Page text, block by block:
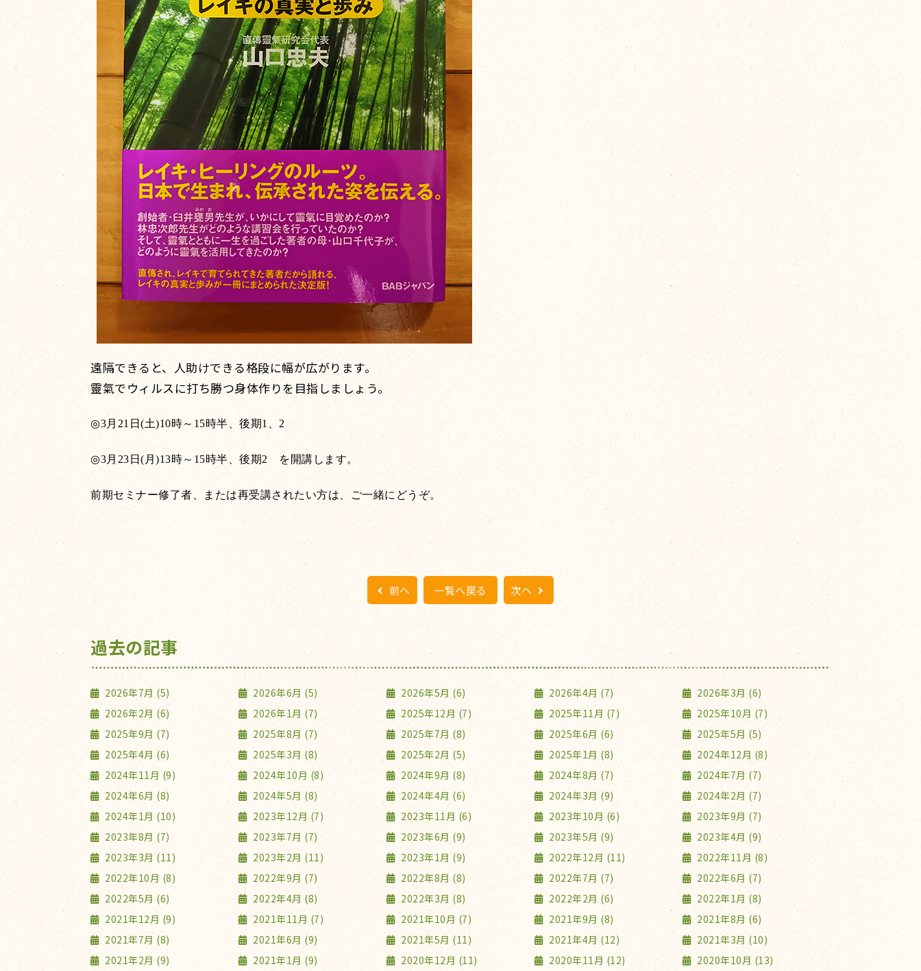
遠隔できると、人助けできる格段に幅が広がります。
靈氣でウィルスに打ち勝つ身体作りを目指しましょう。
◎3月 21 日 (土)10時～ 15時半、後期1 2
◎3月 23 日 ( 月 )13時～ 15時半、後期2 を開講します。
前期セミナー修了者、または再受講されたい方は、ご一緒にどうぞ。
前へ 一覧へ戻る 次へ
過去の記事
2026年7月 (5) 2026年6月 (5) 2026年5月 (6) 2026年4月 (7)
2026年3月 (6)
2026年2月 (6)
2026年1月 (7) 2025年12月 (7) 2025年11月 (7)
2025年10月 (7)
2025年9月 (7)
2025年8月 (7) 2025年7月 (8) 2025年6月 (6)
2025年5月 (5)
2025年4月 (6)
2025年3月 (8) 2025年2月 (5) 2025年1月 (8)
2024年12月 (8)
2024年11月 (9)
2024年10月 (8) 2024年9月 (8) 2024年8月 (7)
2024年7月 (7)
2024年6月 (8)
2024年5月 (8) 2024年4月 (6) 2024年3月 (9)
2024年2月 (7)
2024年1月 (10)
2023年12月 (7) 2023年11月 (6) 2023年10月 (6)
2023年9月 (7)
2023年8月 (7)
2023年7月 (7) 2023年6月 (9) 2023年5月 (9)
2023年4月 (9)
2023年3月 (11)
2023年2月 (11) 2023年1月 (9) 2022年12月 (11)
2022年11月 (8)
2022年10月 (8)
2022年9月 (7) 2022年8月 (8) 2022年7月 (7)
2022年6月 (7)
2022年5月 (6)
2022年4月 (8) 2022年3月 (8) 2022年2月 (6)
2022年1月 (8)
2021年12月 (9)
2021年11月 (7) 2021年10月 (7) 2021年9月 (8)
2021年8月 (6)
2021年7月 (8)
2021年6月 (9) 2021年5月 (11) 2021年4月 (12)
2021年3月 (10)
2021年2月 (9)
2021年1月 (9) 2020年12月 (11) 2020年11月 (12) 2020年10月 (13)